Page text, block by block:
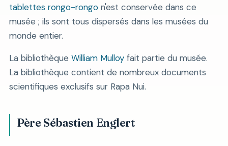
tablettes rongo-rongon'est conservée dans ce
musée ; ils sont tous dispersés dans les musées du
monde entier.
La bibliothèque William Mulloyfait partie du musée.
La bibliothèque contient de nombreux documents
scientifiques exclusifs sur Rapa Nui.
Père Sébastien Englert